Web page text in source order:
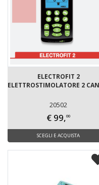
ELECTROFIT 2
ELETTROSTIMOLATORE 2
20502
€ 99,00
SCEGLI E ACQUISTA